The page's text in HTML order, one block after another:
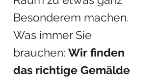
Besonderem machen.
Was immer Sie
brauchen: Wir finden
das richtige Gemälde